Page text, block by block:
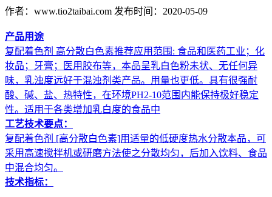
作者：www.tio2taibai.com 发布时间：2020-05-09
产品用途
复配着色剂 高分散白色素推荐应用范围: 食品和医药工业；化
妆品；牙膏；医用胶布等，本品呈乳白色粉未状、无任何异
味，乳浊度远好于混浊剂类产品。用量也更低。具有很强耐
酸、碱、盐、热特性，在环境PH2-10范围内能保持极好稳定
性。适用于各类增加乳白度的食品中
工艺技术要点：
复配着色剂 [高分散白色素]用适量的低硬度热水分散本品，可
采用高速搅拌机或研磨方法使之分散均匀，后加入饮料、食品
中混合均匀。
技术指标：